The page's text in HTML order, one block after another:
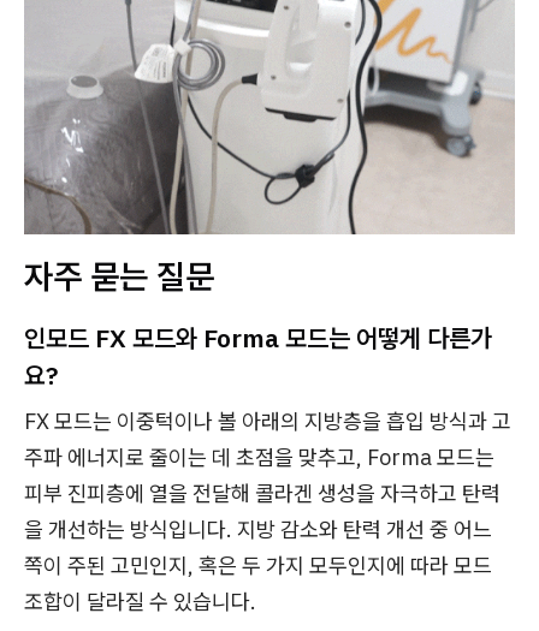
자주 묻는 질문
인모드 FX 모드와 Forma 모드는 어떻게 다른가
요?
FX 모드는 이중턱이나 볼 아래의 지방층을 흡입 방식과 고
주파 에너지로 줄이는 데 초점을 맞추고, Forma 모드는
피부 진피층에 열을 전달해 콜라겐 생성을 자극하고 탄력
을 개선하는 방식입니다. 지방 감소와 탄력 개선 중 어느
쪽이 주된 고민인지, 혹은 두 가지 모두인지에 따라 모드
조합이 달라질 수 있습니다.